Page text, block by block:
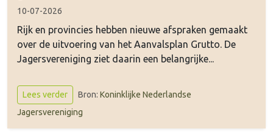
10-07-2026
Rijk en provincies hebben nieuwe afspraken gemaakt
over de uitvoering van het Aanvalsplan Grutto. De
Jagersvereniging ziet daarin een belangrijke...
Lees verder Bron: Koninklijke Nederlandse
Jagersvereniging